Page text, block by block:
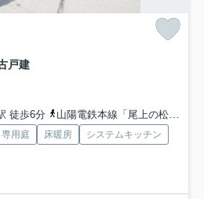
戸建
徒歩6分
山陽電鉄本線「尾上の松」駅 徒歩16分
専用庭 床暖房
システムキッチン